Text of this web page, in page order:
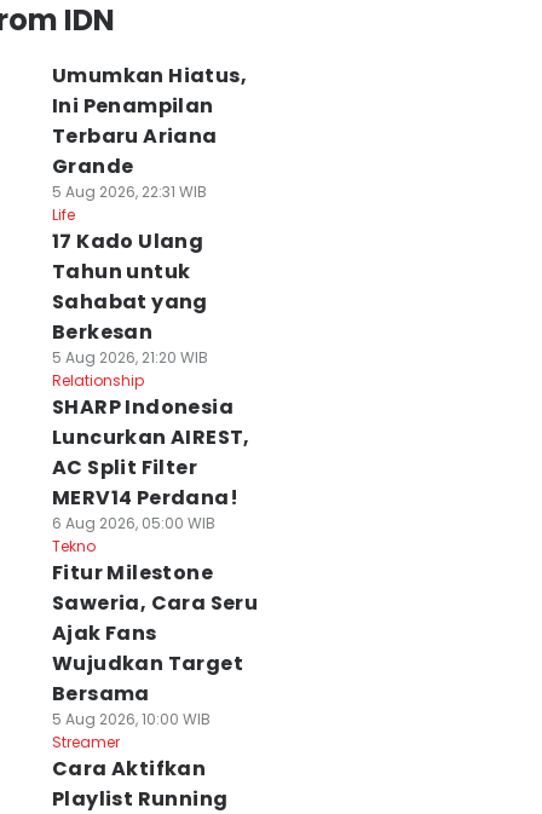
IDN
Umumkan Hiatus,
Ini Penampilan
Terbaru Ariana
Grande
5 Aug 2026, 22:31 WIB
Life
17 Kado Ulang
Tahun untuk
Sahabat yang
Berkesan
5 Aug 2026, 21:20 WIB
Relationship
SHARP Indonesia
Luncurkan AIREST,
AC Split Filter
MERV14 Perdana!
6 Aug 2026, 05:00 WIB
Tekno
Fitur Milestone
Saweria, Cara Seru
Ajak Fans
Wujudkan Target
Bersama
5 Aug 2026, 10:00 WIB
Streamer
Cara Aktifkan
Playlist Running